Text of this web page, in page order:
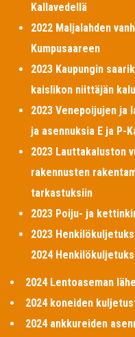
Kallavedellä
2022 Maljalahden
Kumpusaareen
2023 Kaupungin
kaislikon niittäjän
2023 Venepoijujen ja
ja asennuksia E ja P-
2023 Lauttakaluston
rakennusten
tarkastuksiin
2023 Poiju- ja
2023
2024
2024 Lentoaseman
2024 koneiden
2024 ankkureiden